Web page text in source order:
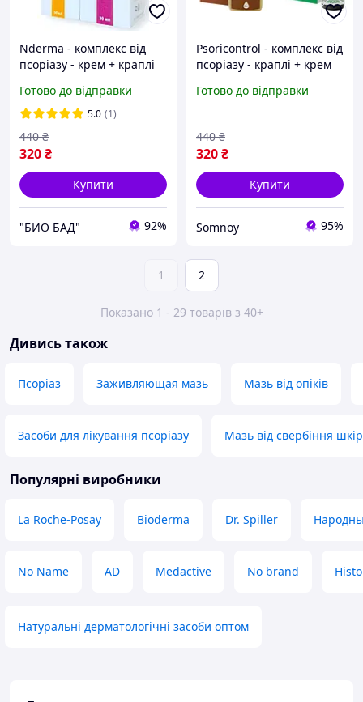
Nderma - комплекс від
псоріазу - крем + краплі
Готово до відправки
5.0 (1)
320₴
440 ₴
Купити
"БИО БАД" 92%
Psoricontrol - комплекс від
псоріазу - краплі + крем
Готово до відправки
320₴
440 ₴
Купити
Somnoy 95%
1 2
Показано 1 - 29 товарів з 40+
Дивись також
Псоріаз Заживляющая мазь Мазь від опіків
Засоби для лікування псоріазу Мазь від свербіння
Популярні виробники
La Roche-Posay Bioderma Dr. Spiller
No Name AD Medactive No brand
Натуральні дерматологічні засоби оптом